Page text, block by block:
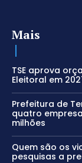
Mais
TSE aprova
Eleitoral em
Prefeitura de
quatro
milhões
Quem são os
pesquisas a